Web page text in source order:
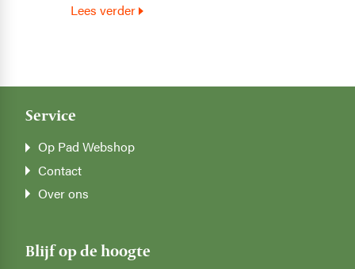
Lees verder
Service
Op Pad Webshop
Contact
Over ons
Blijf op de hoogte